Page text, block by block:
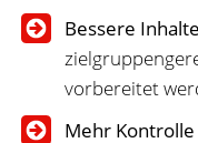
Bessere Inhalte
vorbereitet
Mehr Kontrolle